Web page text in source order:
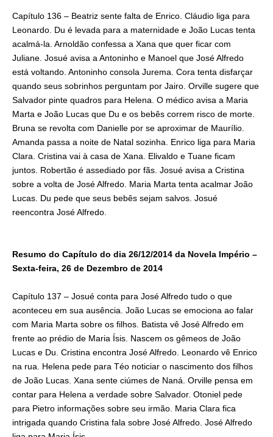
Capítulo 136 – Beatriz sente falta de Enrico. Cláudio liga para
Leonardo. Du é levada para a maternidade e João Lucas tenta
acalmá-la. Arnoldão confessa a Xana que quer ficar com
Juliane. Josué avisa a Antoninho e Manoel que José Alfredo
está voltando. Antoninho consola Jurema. Cora tenta disfarçar
quando seus sobrinhos perguntam por Jairo. Orville sugere que
Salvador pinte quadros para Helena. O médico avisa a Maria
Marta e João Lucas que Du e os bebês correm risco de morte.
Bruna se revolta com Danielle por se aproximar de Maurílio.
Amanda passa a noite de Natal sozinha. Enrico liga para Maria
Clara. Cristina vai à casa de Xana. Elivaldo e Tuane ficam
juntos. Robertão é assediado por fãs. Josué avisa a Cristina
sobre a volta de José Alfredo. Maria Marta tenta acalmar João
Lucas. Du pede que seus bebês sejam salvos. Josué
reencontra José Alfredo.
Resumo do Capítulo do dia 26/12/2014 da Novela Império –
Sexta-feira, 26 de Dezembro de 2014
Capítulo 137 – Josué conta para José Alfredo tudo o que
aconteceu em sua ausência. João Lucas se emociona ao falar
com Maria Marta sobre os filhos. Batista vê José Alfredo em
frente ao prédio de Maria Ísis. Nascem os gêmeos de João
Lucas e Du. Cristina encontra José Alfredo. Leonardo vê Enrico
na rua. Helena pede para Téo noticiar o nascimento dos filhos
de João Lucas. Xana sente ciúmes de Naná. Orville pensa em
contar para Helena a verdade sobre Salvador. Otoniel pede
para Pietro informações sobre seu irmão. Maria Clara fica
intrigada quando Cristina fala sobre José Alfredo. José Alfredo